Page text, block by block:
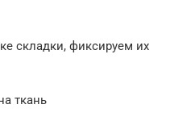
складки, фиксируем их
ткань